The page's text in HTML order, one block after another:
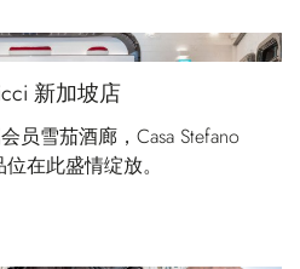
新加坡店
员雪茄酒廊，Casa Stefano
在此盛情绽放。